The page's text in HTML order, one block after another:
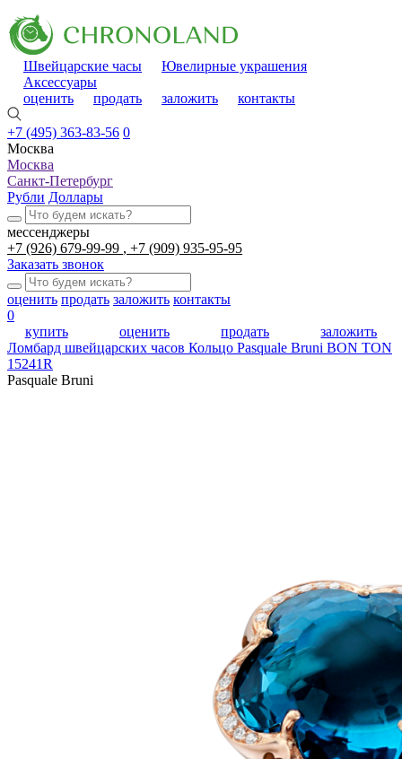
Швейцарские часы
Ювелирные украшения
Аксессуары
оценить
продать заложить контакты
+7 (495) 363-83-56 0
Москва
Москва
Санкт-Петербург
Рубли Доллары
мессенджеры
+7 (926) 679-99-99
+7 (909) 935-95-95
Заказать звонок
оценить продать заложить контакты
0
купить
оценить продать
заложить
Ломбард швейцарских часов Кольцо Pasquale Bruni BON TON
15241R
Pasquale Bruni